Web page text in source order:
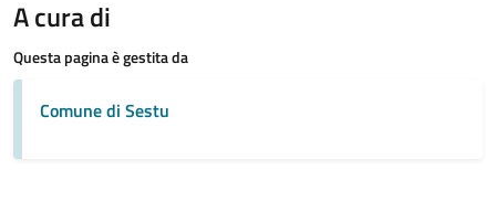
A cura di
Questa pagina è gestita da
Comune di Sestu